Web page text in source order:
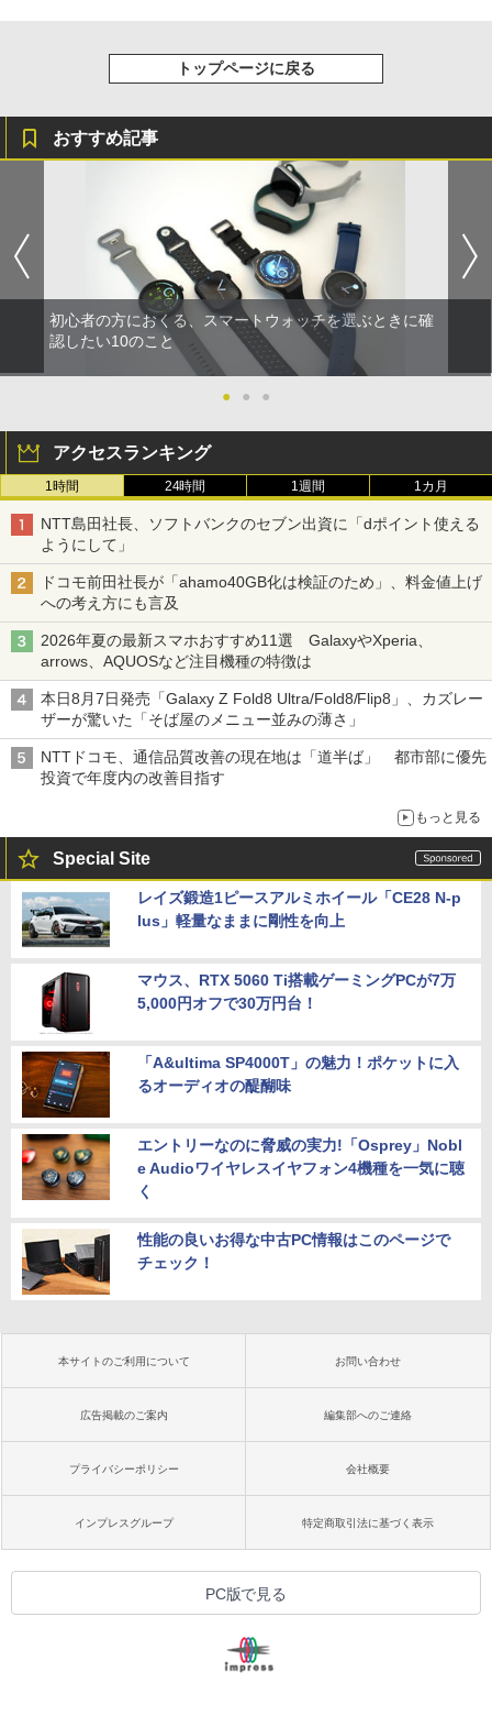
トップページに戻る
おすすめ記事
初心者の方におくる、スマートウォッチを選ぶときに確
認したい10のこと
● ● ●
アクセスランキング
1時間 24時間 1週間 1カ月
NTT島田社長、ソフトバンクのセブン出資に「dポイント使える
ようにして」
ドコモ前田社長が「ahamo40GB化は検証のため」、料金値上げ
への考え方にも言及
2026年夏の最新スマホおすすめ11選 GalaxyやXperia、
arrows、AQUOSなど注目機種の特徴は
本日8月7日発売「Galaxy Z Fold8 Ultra/Fold8/Flip8」、カズレー
ザーが驚いた「そば屋のメニュー並みの薄さ」
NTTドコモ、通信品質改善の現在地は「道半ば」 都市部に優先
投資で年度内の改善目指す
もっと見る
Special Site
レイズ鍛造1ピースアルミホイール「CE28 N-p
lus」軽量なままに剛性を向上
マウス、RTX 5060 Ti搭載ゲーミングPCが7万
5,000円オフで30万円台！
「A&ultima SP4000T」の魅力！ポケットに入
るオーディオの醍醐味
エントリーなのに脅威の実力!「Osprey」Nobl
e Audioワイヤレスイヤフォン4機種を一気に聴
く
性能の良いお得な中古PC情報はこのページで
チェック！
本サイトのご利用について お問い合わせ
広告掲載のご案内 編集部へのご連絡
プライバシーポリシー 会社概要
インプレスグループ 特定商取引法に基づく表示
PC版で見る